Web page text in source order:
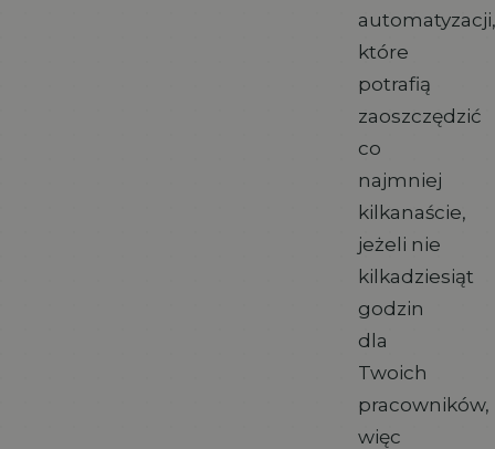
automatyzacji,
które
potrafią
zaoszczędzić
co
najmniej
kilkanaście,
jeżeli nie
kilkadziesiąt
godzin
dla
Twoich
pracowników,
więc